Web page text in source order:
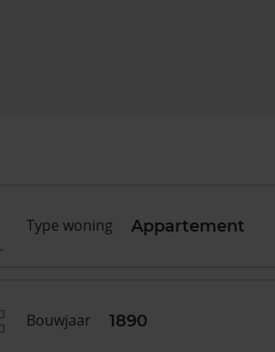
Type woning Appartement
Bouwjaar 1890